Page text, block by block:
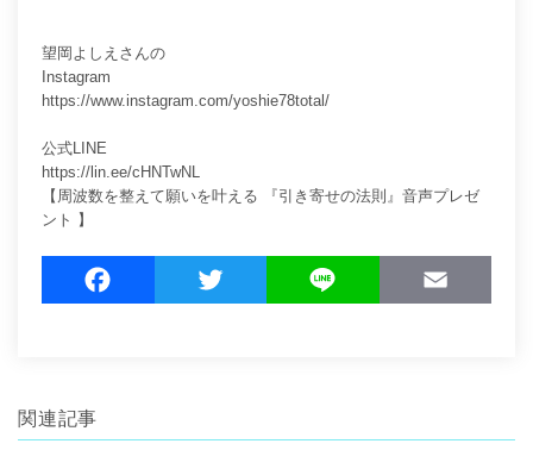
望岡よしえさんの
Instagram
https://www.instagram.com/yoshie78total/
公式LINE
https://lin.ee/cHNTwNL
【周波数を整えて願いを叶える 『引き寄せの法則』音声プレゼ
ント 】
a
o
w
e
i
関連記事